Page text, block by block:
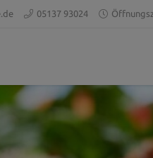
05137 93024